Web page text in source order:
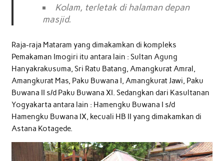
Kolam, terletak di halaman depan
masjid.
Raja-raja Mataram yang dimakamkan di kompleks
Pemakaman Imogiri itu antara lain : Sultan Agung
Hanyakrakusuma, Sri Ratu Batang, Amangkurat Amral,
Amangkurat Mas, Paku Buwana I, Amangkurat Jawi, Paku
Buwana II s/d Paku Buwana XI. Sedangkan dari Kasultanan
Yogyakarta antara lain : Hamengku Buwana I s/d
Hamengku Buwana IX, kecuali HB II yang dimakamkan di
Astana Kotagede.